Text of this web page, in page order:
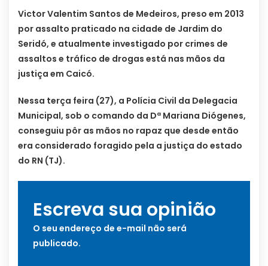
Victor Valentim Santos de Medeiros, preso em 2013
por assalto praticado na cidade de Jardim do
Seridó, e atualmente investigado por crimes de
assaltos e tráfico de drogas está nas mãos da
justiça em Caicó.
Nessa terça feira (27), a Polícia Civil da Delegacia
Municipal, sob o comando da Dª Mariana Diógenes,
conseguiu pôr as mãos no rapaz que desde então
era considerado foragido pela a justiça do estado
do RN (TJ).
Escreva sua opinião
O seu endereço de e-mail não será
publicado.